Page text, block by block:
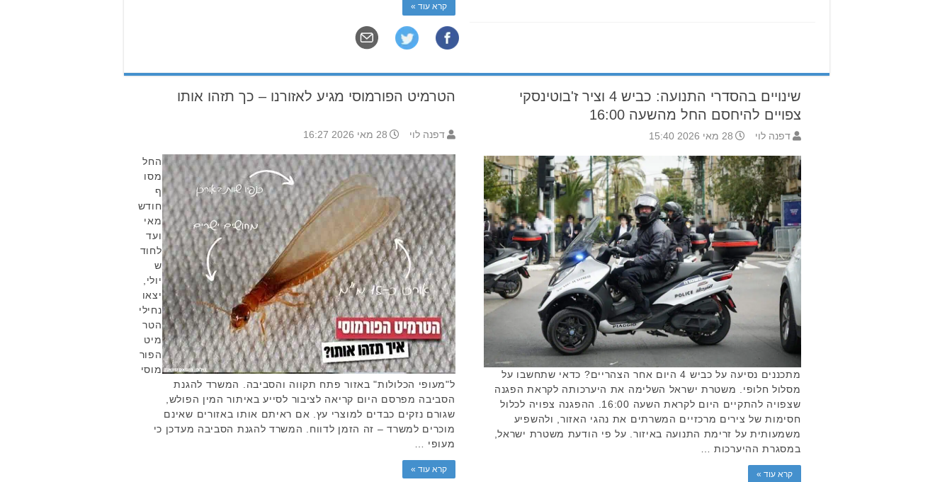
קרא עוד »
הטרמיט הפורמוסי מגיע לאזורנו – כך תזהו אותו
דפנה לוי 28 מאי 2026 16:27
החל
מסו
ף
חודש
מאי
ועד
לחוד
ש
יולי,
יצאו
נחילי
הטר
מיט
הפור
מוסי
ל"מעופי הכלולות" באזור פתח תקווה והסביבה. המשרד להגנת
הסביבה מפרסם היום קריאה לציבור לסייע באיתור המין הפולש,
שגורם נזקים כבדים למוצרי עץ. אם ראיתם אותו באזורים שאינם
מוכרים למשרד – זה הזמן לדווח. המשרד להגנת הסביבה מעדכן כי
מעופי …
קרא עוד »
שינויים בהסדרי התנועה: כביש 4 וציר ז'בוטינסקי
צפויים להיחסם החל מהשעה 16:00
דפנה לוי 28 מאי 2026 15:40
מתכננים נסיעה על כביש 4 היום אחר הצהריים? כדאי שתחשבו על
מסלול חלופי. משטרת ישראל השלימה את היערכותה לקראת הפגנה
שצפויה להתקיים היום לקראת השעה 16:00. ההפגנה צפויה לכלול
חסימות של צירים מרכזיים המשרתים את נהגי האזור, ולהשפיע
משמעותית על זרימת התנועה באיזור. על פי הודעת משטרת ישראל,
במסגרת ההיערכות …
קרא עוד »